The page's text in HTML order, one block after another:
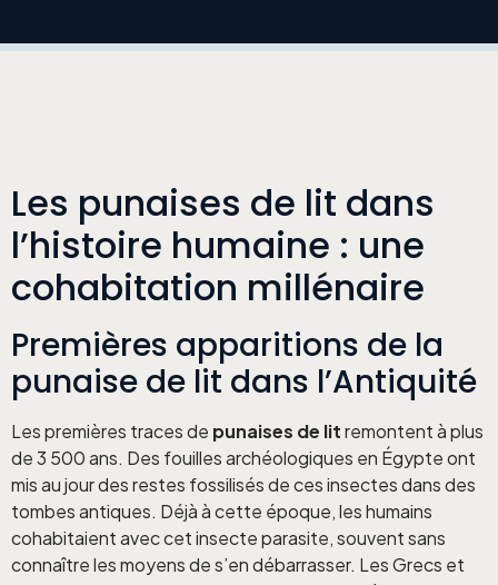
Les punaises de lit dans
l’histoire humaine : une
cohabitation millénaire
Premières apparitions de la
punaise de lit dans l’Antiquité
Les premières traces de punaises de litremontent à plus
de 3 500 ans. Des fouilles archéologiques en Égypte ont
mis au jour des restes fossilisés de ces insectes dans des
tombes antiques. Déjà à cette époque, les humains
cohabitaient avec cet insecte parasite, souvent sans
connaître les moyens de s’en débarrasser. Les Grecs et